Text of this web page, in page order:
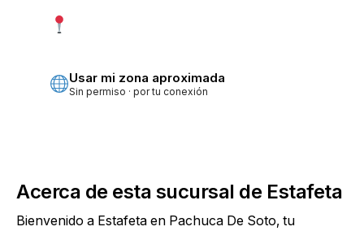
Usar mi zona aproximada
Sin permiso · por tu conexión
Acerca de esta sucursal de Estafeta
Bienvenido a Estafeta en Pachuca De Soto, tu